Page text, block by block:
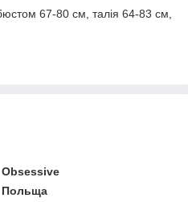
67-80 см, талія 64-83 см,
Obsessive
Польща